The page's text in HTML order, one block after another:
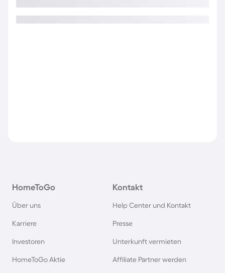
HomeToGo
Über uns
Karriere
Investoren
HomeToGo Aktie
Kontakt
Help Center und Kontakt
Presse
Unterkunft vermieten
Affiliate Partner werden